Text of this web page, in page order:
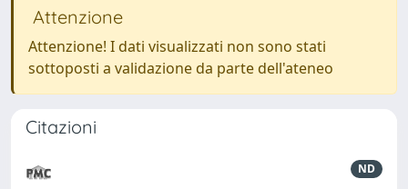
Attenzione
Attenzione! I dati visualizzati non sono stati
sottoposti a validazione da parte dell'ateneo
Citazioni
ND